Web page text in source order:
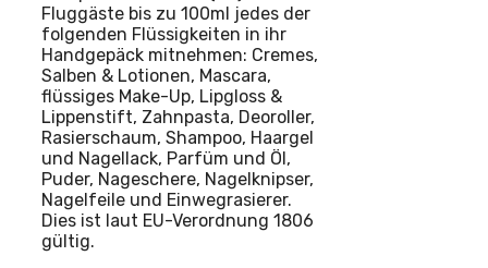
Fluggäste bis zu 100ml jedes der
folgenden Flüssigkeiten in ihr
Handgepäck mitnehmen: Cremes,
Salben & Lotionen, Mascara,
flüssiges Make-Up, Lipgloss &
Lippenstift, Zahnpasta, Deoroller,
Rasierschaum, Shampoo, Haargel
und Nagellack, Parfüm und Öl,
Puder, Nageschere, Nagelknipser,
Nagelfeile und Einwegrasierer.
Dies ist laut EU-Verordnung 1806
gültig.